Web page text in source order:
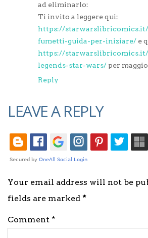
ad eliminarlo:
Ti invito a leggere qui:
https://
fumetti-guida-per-iniziare/ e
https://
legends-star-wars/ per
Reply
LEAVE A REPLY
Your email address will not be
fields are marked *
Comment *